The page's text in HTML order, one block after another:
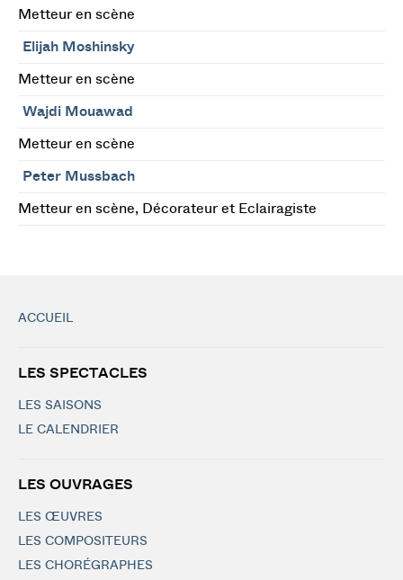
Metteur en scène
Elijah Moshinsky
Metteur en scène
Wajdi Mouawad
Metteur en scène
Peter Mussbach
Metteur en scène, Décorateur et Eclairagiste
ACCUEIL
LES SPECTACLES
LES SAISONS
LE CALENDRIER
LES OUVRAGES
LES ŒUVRES
LES COMPOSITEURS
LES CHORÉGRAPHES